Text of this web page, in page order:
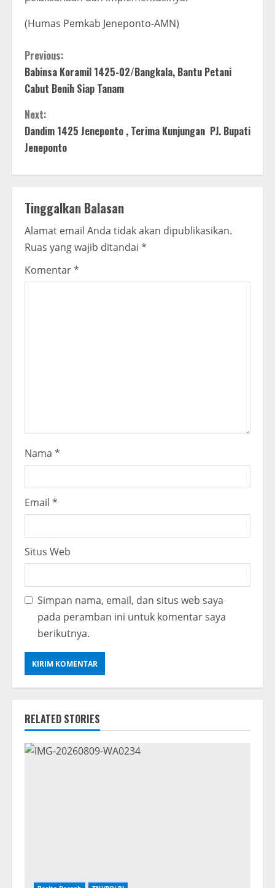
(Humas Pemkab Jeneponto-AMN)
C
o
n
t
u
e
R
e
Previous:
Babinsa Koramil 1425-02/Bangkala, Bantu Petani
Cabut Benih Siap Tanam
Next:
Dandim 1425 Jeneponto , Terima Kunjungan PJ. Bupati
Jeneponto
Tinggalkan Balasan
Alamat email Anda tidak akan dipublikasikan.
Ruas yang wajib ditandai *
Komentar*
Nama *
Email *
Situs Web
Simpan nama, email, dan situs web saya
pada peramban ini untuk komentar saya
berikutnya.
RELATED STORIES